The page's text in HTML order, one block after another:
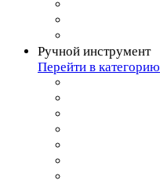
Ручной инструмент
Перейти в категорию